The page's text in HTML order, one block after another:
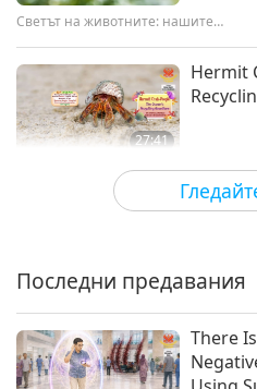
Светът на животните: нашите
27:41
Hermit
Светът на животните: нашите
25:30
съобитатели
Последни предавания
There